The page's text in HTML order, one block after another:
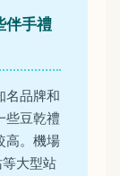
伴手禮
名品牌和
些豆乾禮
高。機場
大型站